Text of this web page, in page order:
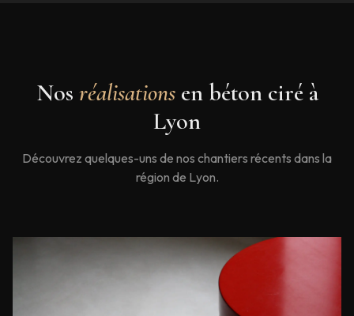
Nos réalisationsen béton ciré à
Lyon
Découvrez quelques-uns de nos chantiers récents dans la
région de Lyon.